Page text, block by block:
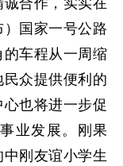
国家一号公路
车程从一周缩
众提供便利的
也将进一步促
业发展。刚果
中刚友谊小学生